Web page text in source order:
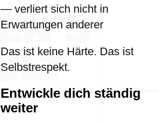
— verliert sich nicht in
Erwartungen anderer
Das ist keine Härte. Das ist
Selbstrespekt.
Entwickle dich ständig
weiter